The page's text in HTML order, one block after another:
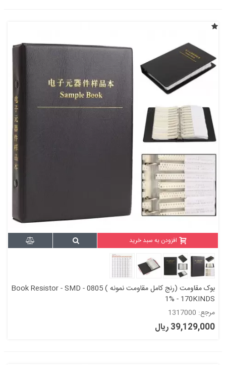
افزودن به سبد خرید
بوک مقاومت (رنج کامل مقاومت نمونه ) Book Resistor - SMD - 0805
1% - 170KINDS
مرجع: 1317000
39,129,000 ریال